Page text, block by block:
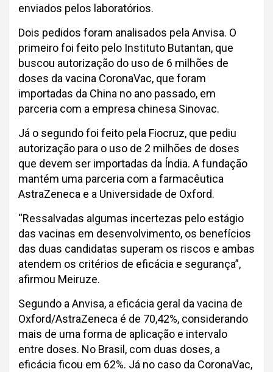
enviados pelos laboratórios.
Dois pedidos foram analisados pela Anvisa. O
primeiro foi feito pelo Instituto Butantan, que
buscou autorização do uso de 6 milhões de
doses da vacina CoronaVac, que foram
importadas da China no ano passado, em
parceria com a empresa chinesa Sinovac.
Já o segundo foi feito pela Fiocruz, que pediu
autorização para o uso de 2 milhões de doses
que devem ser importadas da Índia. A fundação
mantém uma parceria com a farmacêutica
AstraZeneca e a Universidade de Oxford.
“Ressalvadas algumas incertezas pelo estágio
das vacinas em desenvolvimento, os benefícios
das duas candidatas superam os riscos e ambas
atendem os critérios de eficácia e segurança”,
afirmou Meiruze.
Segundo a Anvisa, a eficácia geral da vacina de
Oxford/AstraZeneca é de 70,42%, considerando
mais de uma forma de aplicação e intervalo
entre doses. No Brasil, com duas doses, a
eficácia ficou em 62%. Já no caso da CoronaVac,